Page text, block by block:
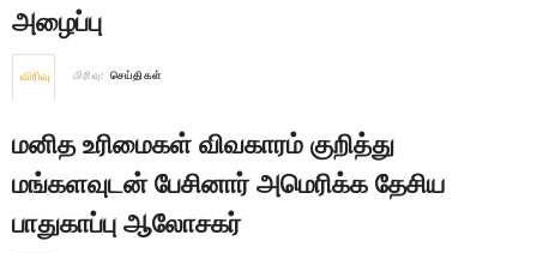
அழைப்பு
விரிவு பிரிவு: செய்திகள்
மனித உரிமைகள் விவகாரம் குறித்து
மங்களவுடன் பேசினார் அமெரிக்க தேசிய
பாதுகாப்பு ஆலோசகர்